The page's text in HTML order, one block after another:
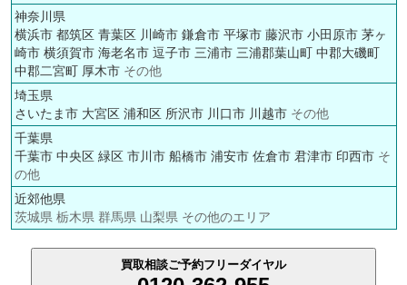
神奈川県
横浜市 都筑区 青葉区 川崎市 鎌倉市 平塚市 藤沢市 小田原市 茅ヶ
崎市 横須賀市 海老名市 逗子市 三浦市 三浦郡葉山町 中郡大磯町
中郡二宮町 厚木市その他
埼玉県
さいたま市 大宮区 浦和区 所沢市 川口市 川越市その他
千葉県
千葉市 中央区 緑区 市川市 船橋市 浦安市 佐倉市 君津市 印西市そ
の他
近郊他県
茨城県 栃木県 群馬県 山梨県 その他のエリア
買取相談ご予約フリーダイヤル